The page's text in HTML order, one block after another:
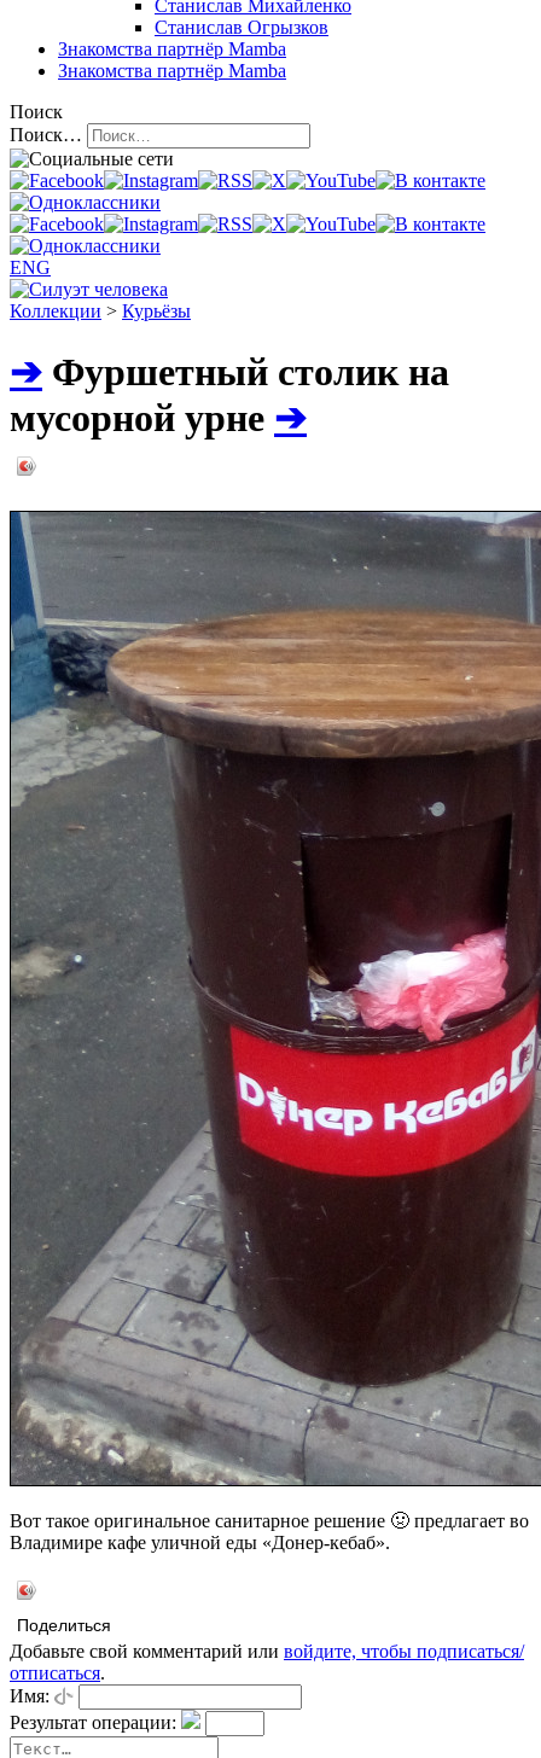
Станислав Михайленко
Станислав Огрызков
Знакомства партнёр Mamba
Знакомства партнёр Mamba
Поиск
Поиск…
ENG
Коллекции > Курьёзы
➔ Фуршетный столик на
мусорной урне ➔
Вот такое оригинальное санитарное решение 🤢 предлагает во
Владимире кафе уличной еды «Донер-кебаб».
Поделиться
Добавьте свой комментарий или войдите, чтобы подписаться/
отписаться.
Имя:
Результат операции: